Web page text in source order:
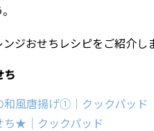
ジおせちレシピをご紹介し
ち
風唐揚げ①｜クックパッド
★｜クックパッド